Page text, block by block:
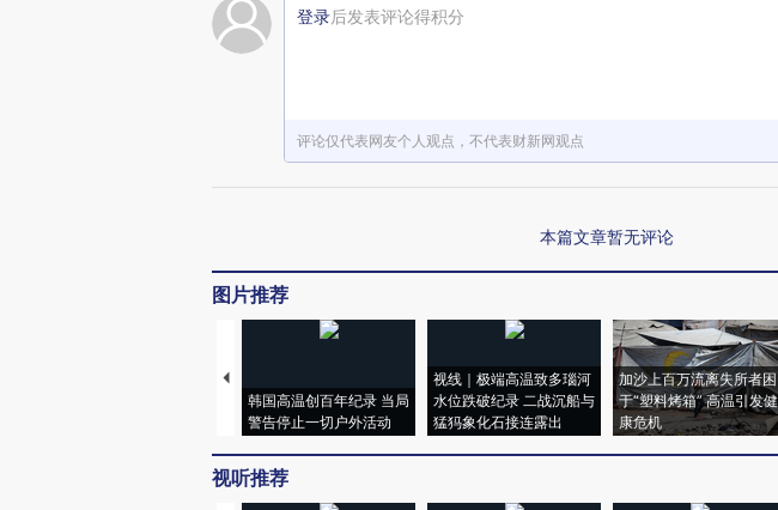
登录后发表评论得积分
评论仅代表网友个人观点，不代表财新网观点
本篇文章暂无评论
图片推荐
韩国高温创百年纪录 当局
警告停止一切户外活动
视线｜极端高温致多瑙河
水位跌破纪录 二战沉船与
猛犸象化石接连露出
加沙上百万流离失所者困
于“塑料烤箱” 高温引发健
康危机
视听推荐